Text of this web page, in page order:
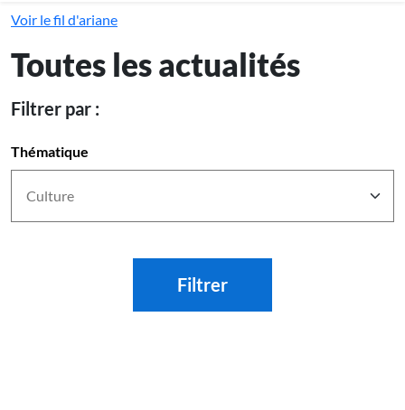
Voir le fil d'ariane
Toutes les actualités
Filtrer par :
Thématique
Filtrer